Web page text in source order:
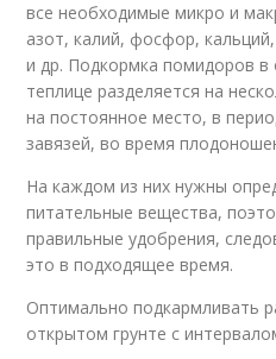
все необходимые микро и
азот, калий, фосфор,
и др. Подкормка помидоров в
теплице разделяется на
на постоянное место, в
завязей, во время
На каждом из них нужны
питательные вещества,
правильные удобрения,
это в подходящее время.
Оптимально подкармливать
открытом грунте с